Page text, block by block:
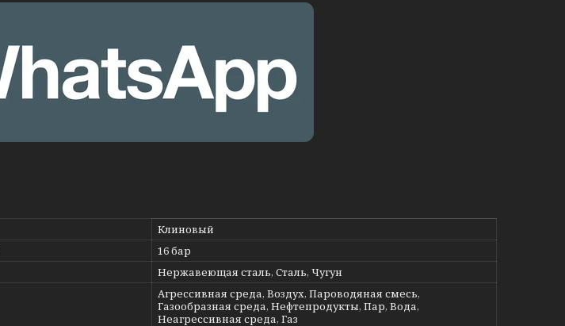
Клиновый
16 бар
Нержавеющая сталь, Сталь, Чугун
Агрессивная среда, Воздух, Пароводяная смесь,
Газообразная среда, Нефтепродукты, Пар, Вода,
Неагрессивная среда, Газ